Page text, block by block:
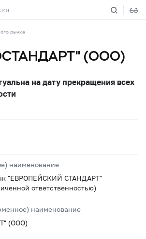
рынка
(ООО)
на дату прекращения всех
наименование
"ЕВРОПЕЙСКИЙ СТАНДАРТ"
ответственностью)
наименование
(ООО)